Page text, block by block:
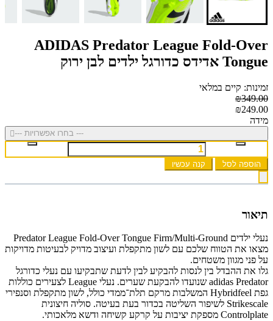
ADIDAS Predator League Fold-Over
Tongue אדידס כדורגל ילדים לבן ירוק
זמינות: קיים במלאי
₪349.00
₪249.00
מידה
--- בחרו אפשרויות ---
הוספה לסל קנה עכשיו
תיאור
נעלי ילדים Predator League Fold-Over Tongue Firm/Multi-Ground
מצאו את הטווח שלכם עם לשון מתקפלת ועיצוב מדויק לבעיטות מדויקות
על פני מגוון משטחים.
גלו את ההבדל בין לנסות להבקיע לבין לדעת שתבקיעו עם נעלי כדורגל
adidas Predator שנועדו להבקעת שערים. נעלי League לצעירים כוללות
גפת Hybridfeel המשלבות מרקם תלת־ממדי כולל, לשון מתקפלת וסנפירי
Strikescale לשיפור השליטה בכדור בעת בעיטה. סוליה חיצונית
Controlplate מספקת יציבות על קרקע קשיחה ודשא מלאכותי.